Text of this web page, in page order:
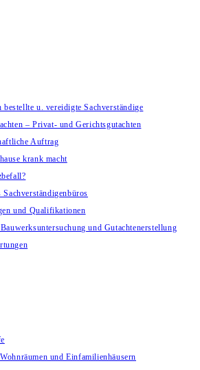
u. vereidigte Sachverständige
– Privat- und Gerichtsgutachten
Auftrag
krank macht
Sachverständigenbüros
und Qualifikationen
und Gutachtenerstellung
und Einfamilienhäusern